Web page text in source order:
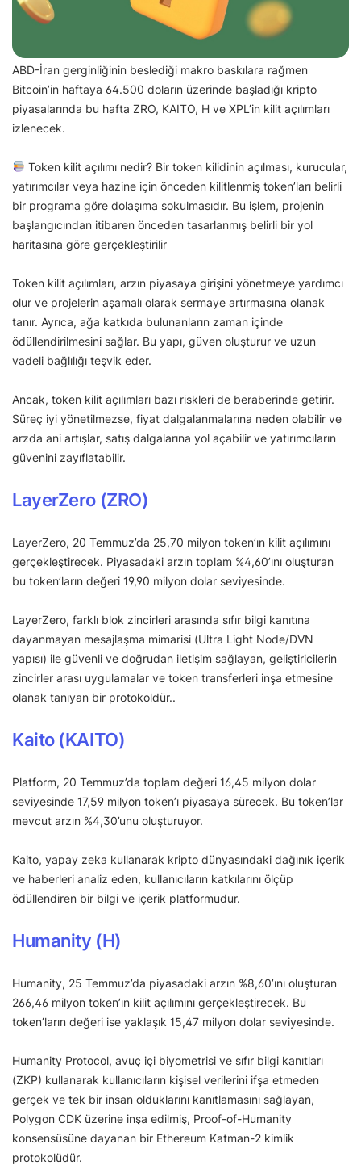
ABD-İran gerginliğinin beslediği makro baskılara rağmen
Bitcoin’in haftaya 64.500 doların üzerinde başladığı kripto
piyasalarında bu hafta ZRO, KAITO, H ve XPL’in kilit açılımları
izlenecek.
Token kilit açılımı nedir? Bir token kilidinin açılması, kurucular,
yatırımcılar veya hazine için önceden kilitlenmiş token’ları belirli
bir programa göre dolaşıma sokulmasıdır. Bu işlem, projenin
başlangıcından itibaren önceden tasarlanmış belirli bir yol
haritasına göre gerçekleştirilir
Token kilit açılımları, arzın piyasaya girişini yönetmeye yardımcı
olur ve projelerin aşamalı olarak sermaye artırmasına olanak
tanır. Ayrıca, ağa katkıda bulunanların zaman içinde
ödüllendirilmesini sağlar. Bu yapı, güven oluşturur ve uzun
vadeli bağlılığı teşvik eder.
Ancak, token kilit açılımları bazı riskleri de beraberinde getirir.
Süreç iyi yönetilmezse, fiyat dalgalanmalarına neden olabilir ve
arzda ani artışlar, satış dalgalarına yol açabilir ve yatırımcıların
güvenini zayıflatabilir.
LayerZero (ZRO)
LayerZero, 20 Temmuz’da 25,70 milyon token’ın kilit açılımını
gerçekleştirecek. Piyasadaki arzın toplam %4,60’ını oluşturan
bu token’ların değeri 19,90 milyon dolar seviyesinde.
LayerZero, farklı blok zincirleri arasında sıfır bilgi kanıtına
dayanmayan mesajlaşma mimarisi (Ultra Light Node/DVN
yapısı) ile güvenli ve doğrudan iletişim sağlayan, geliştiricilerin
zincirler arası uygulamalar ve token transferleri inşa etmesine
olanak tanıyan bir protokoldür..
Kaito (KAITO)
Platform, 20 Temmuz’da toplam değeri 16,45 milyon dolar
seviyesinde 17,59 milyon token’ı piyasaya sürecek. Bu token’lar
mevcut arzın %4,30’unu oluşturuyor.
Kaito, yapay zeka kullanarak kripto dünyasındaki dağınık içerik
ve haberleri analiz eden, kullanıcıların katkılarını ölçüp
ödüllendiren bir bilgi ve içerik platformudur.
Humanity (H)
Humanity, 25 Temmuz’da piyasadaki arzın %8,60’ını oluşturan
266,46 milyon token’ın kilit açılımını gerçekleştirecek. Bu
token’ların değeri ise yaklaşık 15,47 milyon dolar seviyesinde.
Humanity Protocol, avuç içi biyometrisi ve sıfır bilgi kanıtları
(ZKP) kullanarak kullanıcıların kişisel verilerini ifşa etmeden
gerçek ve tek bir insan olduklarını kanıtlamasını sağlayan,
Polygon CDK üzerine inşa edilmiş, Proof-of-Humanity
konsensüsüne dayanan bir Ethereum Katman-2 kimlik
protokolüdür.